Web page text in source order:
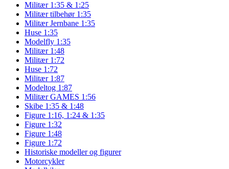
Militær 1:35 & 1:25
Militær tilbehør 1:35
Militær Jernbane 1:35
Huse 1:35
Modelfly 1:35
Militær 1:48
Militær 1:72
Huse 1:72
Militær 1:87
Modeltog 1:87
Militær GAMES 1:56
Skibe 1:35 & 1:48
Figure 1:16, 1:24 & 1:35
Figure 1:32
Figure 1:48
Figure 1:72
Historiske modeller og figurer
Motorcykler